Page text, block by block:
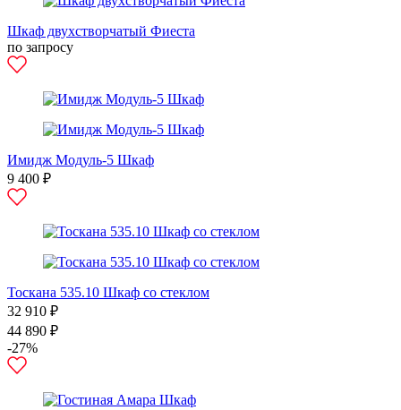
Шкаф двухстворчатый Фиеста
по запросу
Имидж Модуль-5 Шкаф
9 400 ₽
Тоскана 535.10 Шкаф со стеклом
32 910 ₽
44 890 ₽
-27%